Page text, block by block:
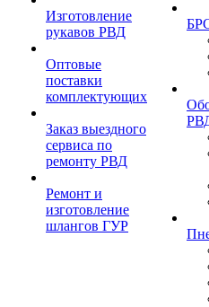
Изготовление
рукавов РВД
Оптовые
поставки
комплектующих
Заказ выездного
сервиса по
ремонту РВД
Ремонт и
изготовление
шлангов ГУР